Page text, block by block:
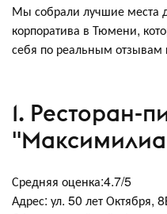
Мы собрали лучшие места
корпоратива в Тюмени,
себя по реальным отзывам
1. Ресторан-
Средняя оценка:4.7/5
Адрес: ул. 50 лет Октября,